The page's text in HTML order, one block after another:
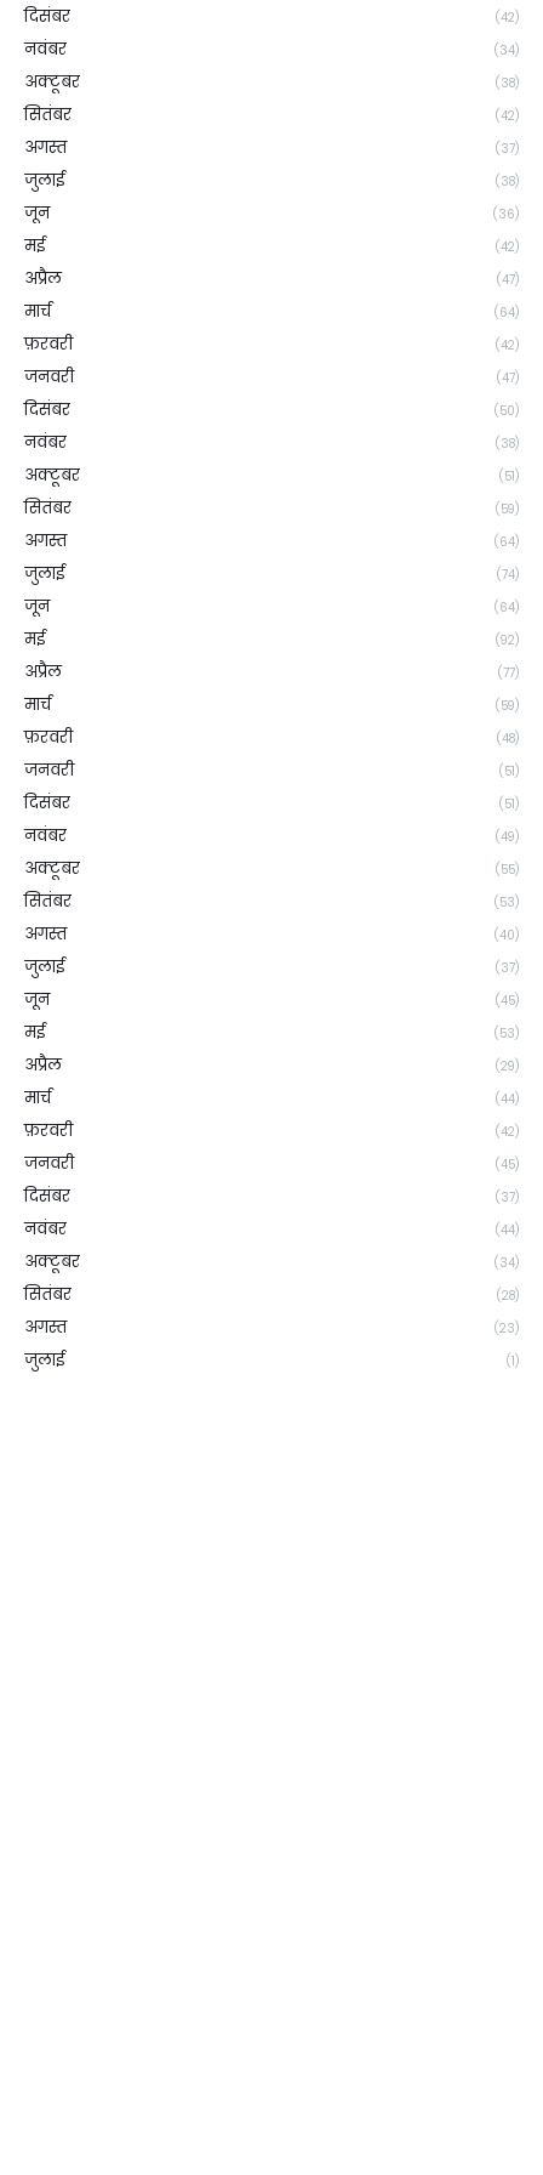
दिसंबर (42)
नवंबर (34)
अक्टूबर (38)
सितंबर (42)
अगस्त (37)
जुलाई (38)
जून (36)
मई (42)
अप्रैल (47)
मार्च (64)
फ़रवरी (42)
जनवरी (47)
दिसंबर (50)
नवंबर (38)
अक्टूबर (51)
सितंबर (59)
अगस्त (64)
जुलाई (74)
जून (64)
मई (92)
अप्रैल (77)
मार्च (59)
फ़रवरी (48)
जनवरी (51)
दिसंबर (51)
नवंबर (49)
अक्टूबर (55)
सितंबर (53)
अगस्त (40)
जुलाई (37)
जून (45)
मई (53)
अप्रैल (29)
मार्च (44)
फ़रवरी (42)
जनवरी (45)
दिसंबर (37)
नवंबर (44)
अक्टूबर (34)
सितंबर (28)
अगस्त (23)
जुलाई (1)